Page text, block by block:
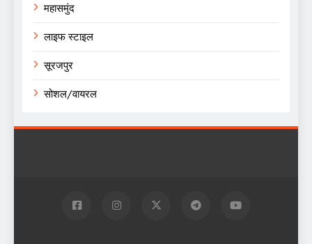
महासमुंद
लाइफ स्टाइल
सूरजपुर
सोशल/वायरल